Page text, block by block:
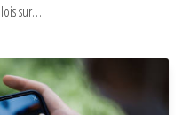
sur…